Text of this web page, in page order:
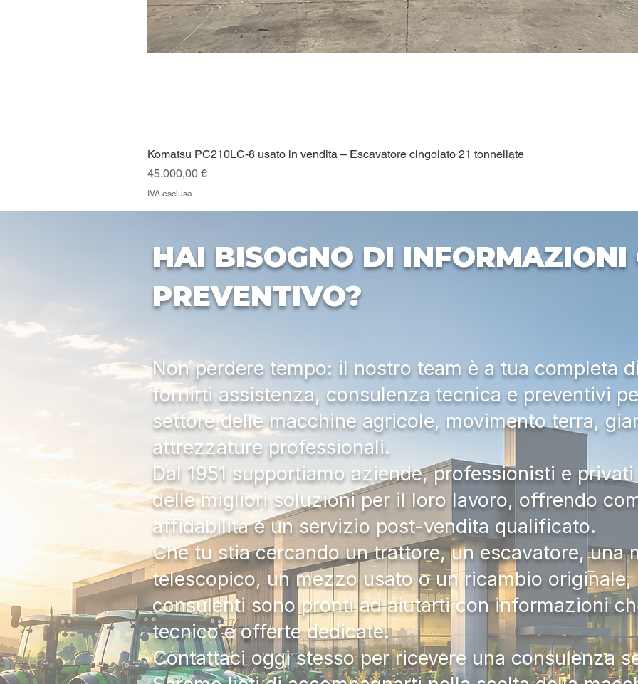
Vista rapida
Komatsu PC210LC-8 usato in vendita – Escavatore cingolato 21 tonnellate
Prezzo
45.000,00 €
IVA esclusa
HAI BISOGNO DI INFORMAZIONI
PREVENTIVO?
Non perdere tempo: il nostro team è a tua completa
fornirti assistenza, consulenza tecnica e preventivi
settore delle macchine agricole, movimento terra,
attrezzature professionali.
Dal 1951 supportiamo aziende, professionisti e
delle migliori soluzioni per il loro lavoro, offrendo
affidabilità e un servizio post-vendita qualificato.
Che tu stia cercando un trattore, un escavatore, una
telescopico, un mezzo usato o un ricambio
consulenti sono pronti ad aiutarti con informazioni
tecnico e offerte dedicate.
Contattaci oggi stesso per ricevere una consulenza